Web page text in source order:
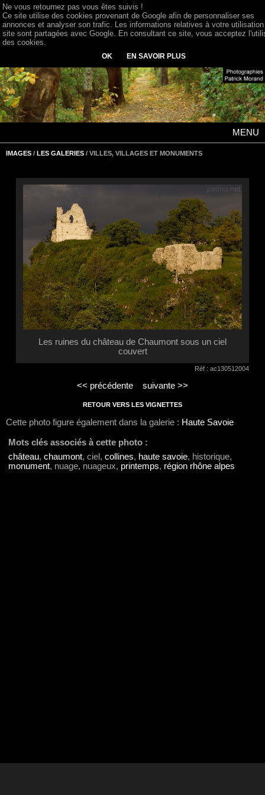
MENU
IMAGES / LES GALERIES / VILLES, VILLAGES ET MONUMENTS
Les ruines du château de Chaumont sous un ciel
couvert
Réf : ac130512004
<< précédente suivante >>
RETOUR VERS LES VIGNETTES
Cette photo figure également dans la galerie : Haute Savoie
Mots clés associés à cette photo :
château, chaumont, ciel, collines, haute savoie, historique,
monument, nuage, nuageux, printemps, région rhône alpes
Ne vous retournez pas vous êtes suivis !
Ce site utilise des cookies provenant de Google afin de personnaliser ses
annonces et analyser son trafic. Les informations relatives à votre
site sont partagées avec Google. En consultant ce site, vous acceptez
des cookies.
OK EN SAVOIR PLUS